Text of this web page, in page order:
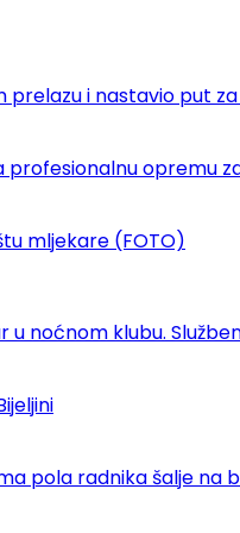
prelazu i nastavio put
opremu
mljekare (FOTO)
u noćnom klubu.
pola radnika šalje na